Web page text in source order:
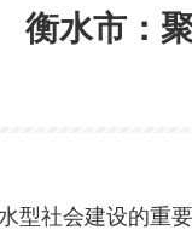
衡水市：
型社会建设的